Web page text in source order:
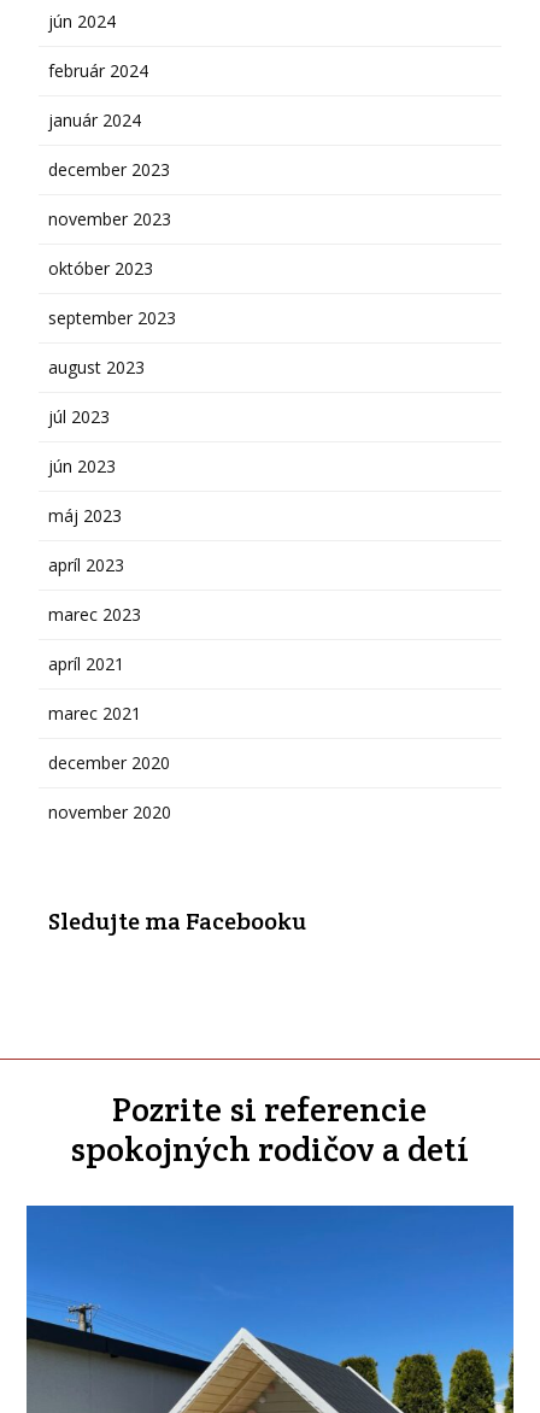
jún 2024
február 2024
január 2024
december 2023
november 2023
október 2023
september 2023
august 2023
júl 2023
jún 2023
máj 2023
apríl 2023
marec 2023
apríl 2021
marec 2021
december 2020
november 2020
Sledujte ma Facebooku
Pozrite si referencie
spokojných rodičov a detí